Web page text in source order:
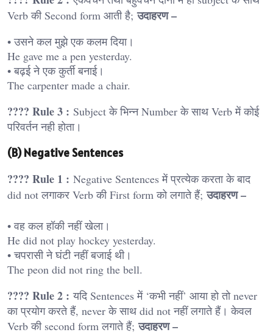
Verb की Second form आती है;उदाहरण –
• उसने कल मुझे एक कलम दिया।
He gave me a pen yesterday.
• बढ़ई ने एक कुर्ती बनाई।
The carpenter made a chair.
???? Rule 3 : Subject के भिन्न Number के साथ Verb में कोई
परिवर्तन नही होता।
(B) Negative Sentences
???? Rule 1 : Negative Sentences में प्रत्येक करता के बाद
did not लगाकर Verb की First form को लगाते हैं;उदाहरण –
• वह कल हॉकी नहीं खेला।
He did not play hockey yesterday.
• चपरासी ने घंटी नहीं बजाई थी।
The peon did not ring the bell.
???? Rule 2 : यदि Sentences में ‘कभी नहीं’ आया हो तो never
का प्रयोग करते हैं, never के साथ did not नहीं लगाते हैं। केवल
Verb की second form लगाते हैं;उदाहरण –